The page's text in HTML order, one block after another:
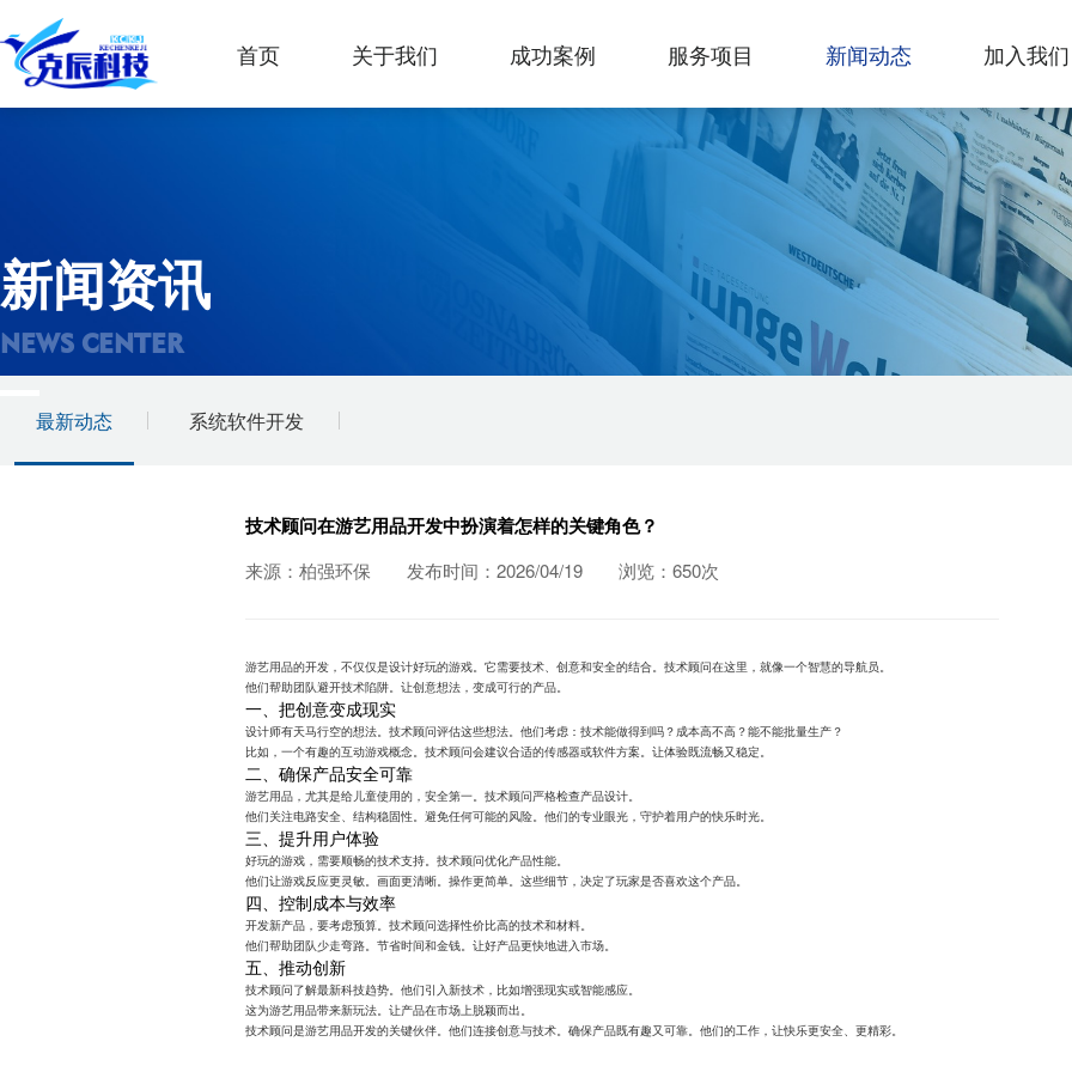
首页 关于我们 成功案例 服务项目 新闻动态 加入我们
新闻资讯
NEWS CENTER
最新动态 系统软件开发
技术顾问在游艺用品开发中扮演着怎样的关键角色？
来源：柏强环保 发布时间：2026/04/19 浏览：650次
游艺用品的开发，不仅仅是设计好玩的游戏。它需要技术、创意和安全的结合。技术顾问在这里，就像一个智慧的导航员。
他们帮助团队避开技术陷阱。让创意想法，变成可行的产品。
一、把创意变成现实
设计师有天马行空的想法。技术顾问评估这些想法。他们考虑：技术能做得到吗？成本高不高？能不能批量生产？
比如，一个有趣的互动游戏概念。技术顾问会建议合适的传感器或软件方案。让体验既流畅又稳定。
二、确保产品安全可靠
游艺用品，尤其是给儿童使用的，安全第一。技术顾问严格检查产品设计。
他们关注电路安全、结构稳固性。避免任何可能的风险。他们的专业眼光，守护着用户的快乐时光。
三、提升用户体验
好玩的游戏，需要顺畅的技术支持。技术顾问优化产品性能。
他们让游戏反应更灵敏。画面更清晰。操作更简单。这些细节，决定了玩家是否喜欢这个产品。
四、控制成本与效率
开发新产品，要考虑预算。技术顾问选择性价比高的技术和材料。
他们帮助团队少走弯路。节省时间和金钱。让好产品更快地进入市场。
五、推动创新
技术顾问了解最新科技趋势。他们引入新技术，比如增强现实或智能感应。
这为游艺用品带来新玩法。让产品在市场上脱颖而出。
技术顾问是游艺用品开发的关键伙伴。他们连接创意与技术。确保产品既有趣又可靠。他们的工作，让快乐更安全、更精彩。